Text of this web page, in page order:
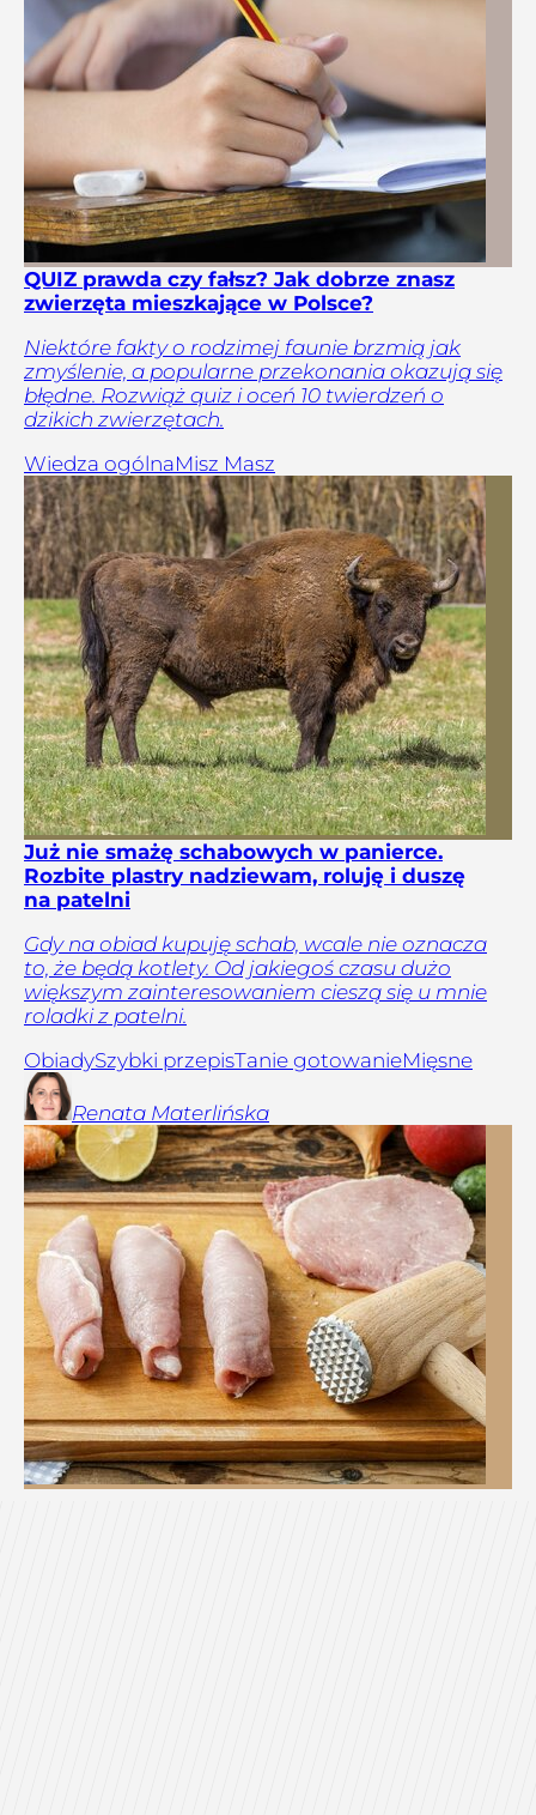
QUIZ prawda czy fałsz? Jak dobrze znasz
zwierzęta mieszkające w Polsce?
Niektóre fakty o rodzimej faunie brzmią jak
zmyślenie, a popularne przekonania okazują się
błędne. Rozwiąż quiz i oceń 10 twierdzeń o
dzikich zwierzętach.
Wiedza ogólnaMisz Masz
Już nie smażę schabowych w panierce.
Rozbite plastry nadziewam, roluję i duszę
na patelni
Gdy na obiad kupuję schab, wcale nie oznacza
to, że będą kotlety. Od jakiegoś czasu dużo
większym zainteresowaniem cieszą się u mnie
roladki z patelni.
ObiadySzybki przepisTanie gotowanieMięsne
Renata Materlińska